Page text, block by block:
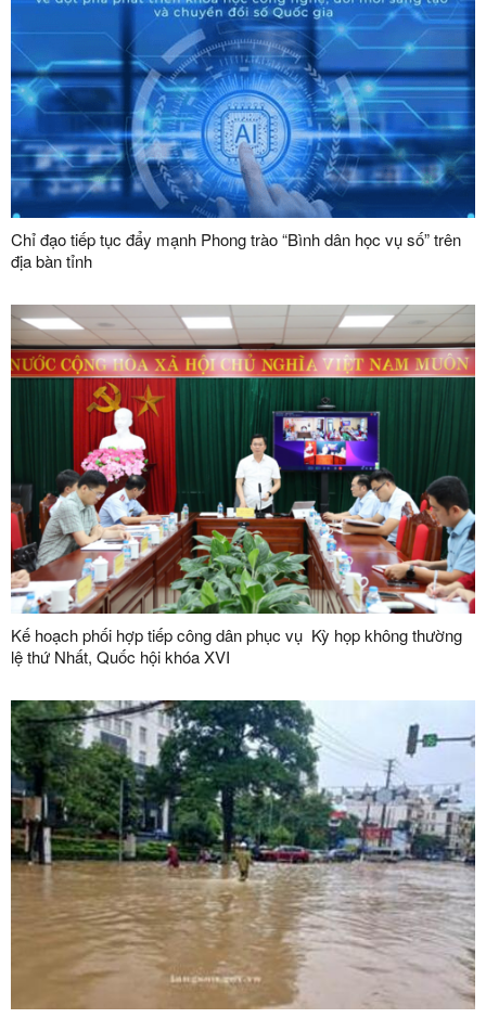
Chỉ đạo tiếp tục đẩy mạnh Phong trào “Bình dân học vụ số” trên
địa bàn tỉnh
Kế hoạch phối hợp tiếp công dân phục vụ Kỳ họp không thường
lệ thứ Nhất, Quốc hội khóa XVI